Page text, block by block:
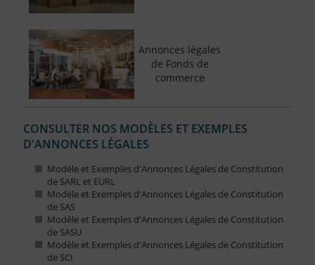
Annonces légales
de Fonds de
commerce
CONSULTER NOS MODÈLES ET EXEMPLES
D'ANNONCES LÉGALES
Modèle et Exemples d'Annonces Légales de Constitution
de SARL et EURL
Modèle et Exemples d'Annonces Légales de Constitution
de SAS
Modèle et Exemples d'Annonces Légales de Constitution
de SASU
Modèle et Exemples d'Annonces Légales de Constitution
de SCI